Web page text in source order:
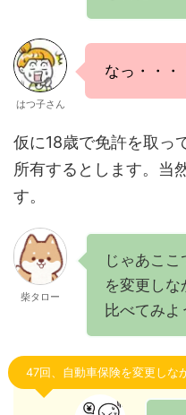
はつ子さん
なっ・・・
仮に18歳で免許を取っ
所有するとします。当
す。
柴タロー
じゃあこ
を変更し
比べてみよ
47回、自動車保険を変更しな